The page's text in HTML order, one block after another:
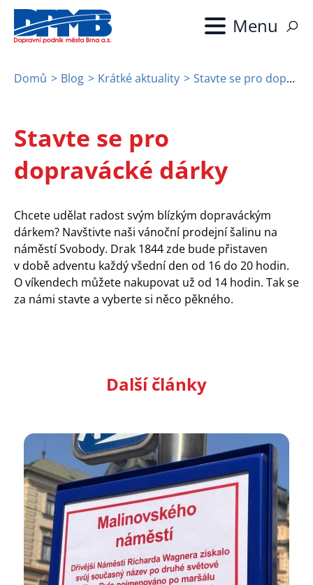
Přejít
hlavnímu
navigace
Domů Blog Krátké aktuality Stavte se pro dopravácké dárky
Stavte se pro
dopravácké dárky
Chcete udělat radost svým blízkým dopraváckým
dárkem? Navštivte naši vánoční prodejní šalinu na
náměstí Svobody. Drak 1844 zde bude přistaven
v době adventu každý všední den od 16 do 20 hodin.
O víkendech můžete nakupovat už od 14 hodin. Tak se
za námi stavte a vyberte si něco pěkného.
Další články